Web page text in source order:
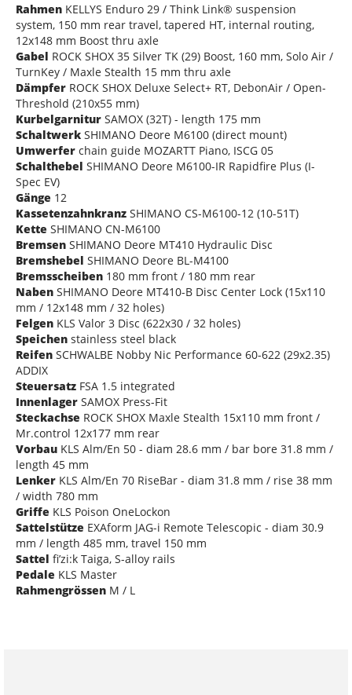
Rahmen KELLYS Enduro 29 / Think Link® suspension
system, 150 mm rear travel, tapered HT, internal routing,
12x148 mm Boost thru axle
Gabel ROCK SHOX 35 Silver TK (29) Boost, 160 mm, Solo Air /
TurnKey / Maxle Stealth 15 mm thru axle
Dämpfer ROCK SHOX Deluxe Select+ RT, DebonAir / Open-
Threshold (210x55 mm)
Kurbelgarnitur SAMOX (32T) - length 175 mm
Schaltwerk SHIMANO Deore M6100 (direct mount)
Umwerfer chain guide MOZARTT Piano, ISCG 05
Schalthebel SHIMANO Deore M6100-IR Rapidfire Plus (I-
Spec EV)
Gänge 12
Kassetenzahnkranz SHIMANO CS-M6100-12 (10-51T)
Kette SHIMANO CN-M6100
Bremsen SHIMANO Deore MT410 Hydraulic Disc
Bremshebel SHIMANO Deore BL-M4100
Bremsscheiben 180 mm front / 180 mm rear
Naben SHIMANO Deore MT410-B Disc Center Lock (15x110
mm / 12x148 mm / 32 holes)
Felgen KLS Valor 3 Disc (622x30 / 32 holes)
Speichen stainless steel black
Reifen SCHWALBE Nobby Nic Performance 60-622 (29x2.35)
ADDIX
Steuersatz FSA 1.5 integrated
Innenlager SAMOX Press-Fit
Steckachse ROCK SHOX Maxle Stealth 15x110 mm front /
Mr.control 12x177 mm rear
Vorbau KLS Alm/En 50 - diam 28.6 mm / bar bore 31.8 mm /
length 45 mm
Lenker KLS Alm/En 70 RiseBar - diam 31.8 mm / rise 38 mm
/ width 780 mm
Griffe KLS Poison OneLockon
Sattelstütze EXAform JAG-i Remote Telescopic - diam 30.9
mm / length 485 mm, travel 150 mm
Sattel fi’zi:k Taiga, S-alloy rails
Pedale KLS Master
Rahmengrössen M / L